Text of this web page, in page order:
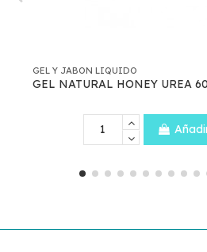
JABON LIQUIDO
NATURAL HONEY UREA 600 ML
Añadir al carrito